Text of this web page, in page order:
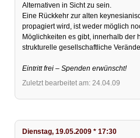
Alternativen in Sicht zu sein.
Eine Rückkehr zur alten
propagiert wird, ist weder möglich
Möglichkeiten es gibt, innerhalb der
strukturelle gesellschaftliche
Eintritt frei – Spenden erwünscht!
Zuletzt bearbeitet am: 24.04.09
Dienstag, 19.05.2009 * 17:30